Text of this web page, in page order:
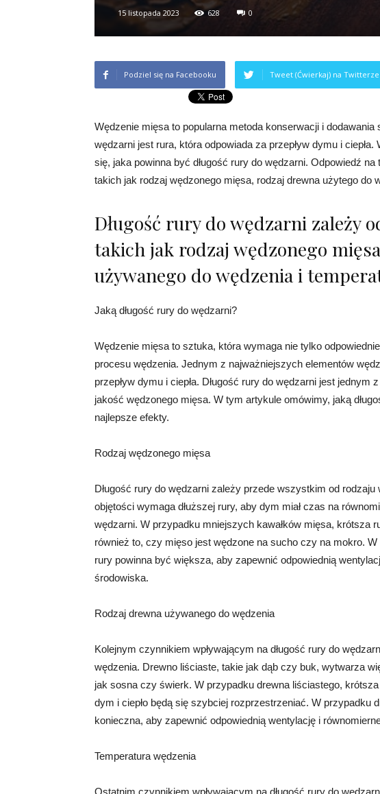
15 listopada 2023 628 0
Podziel się na Facebooku Tweet (Ćwierkaj) na Twitterze
Wędzenie mięsa to popularna metoda konserwacji i
wędzarni jest rura, która odpowiada za przepływ dymu i
się, jaka powinna być długość rury do wędzarni. Odpowiedź
takich jak rodzaj wędzonego mięsa, rodzaj drewna użytego do
Długość rury do wędzarni zależy
takich jak rodzaj wędzonego
używanego do wędzenia i
Jaką długość rury do wędzarni?
Wędzenie mięsa to sztuka, która wymaga nie tylko
procesu wędzenia. Jednym z najważniejszych elementów
przepływ dymu i ciepła. Długość rury do wędzarni jest
jakość wędzonego mięsa. W tym artykule omówimy, jaką
najlepsze efekty.
Rodzaj wędzonego mięsa
Długość rury do wędzarni zależy przede wszystkim od
objętości wymaga dłuższej rury, aby dym miał czas na
wędzarni. W przypadku mniejszych kawałków mięsa, krótsza
również to, czy mięso jest wędzone na sucho czy na mokro.
rury powinna być większa, aby zapewnić odpowiednią
środowiska.
Rodzaj drewna używanego do wędzenia
Kolejnym czynnikiem wpływającym na długość rury do
wędzenia. Drewno liściaste, takie jak dąb czy buk, wytwarza
jak sosna czy świerk. W przypadku drewna liściastego,
dym i ciepło będą się szybciej rozprzestrzeniać. W przypadku
konieczna, aby zapewnić odpowiednią wentylację i
Temperatura wędzenia
Ostatnim czynnikiem wpływającym na długość rury do